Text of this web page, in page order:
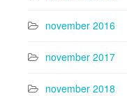
november 2016
november 2017
november 2018